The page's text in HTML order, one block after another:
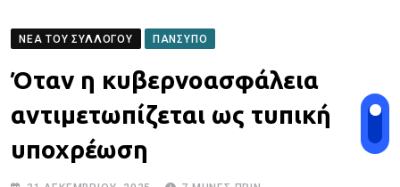
ΝΈΑ ΤΟΥ ΣΥΛΛΌΓΟΥ ΠΑΝΣΥΠΟ
Όταν η κυβερνοασφάλεια
αντιμετωπίζεται ως τυπική
υποχρέωση